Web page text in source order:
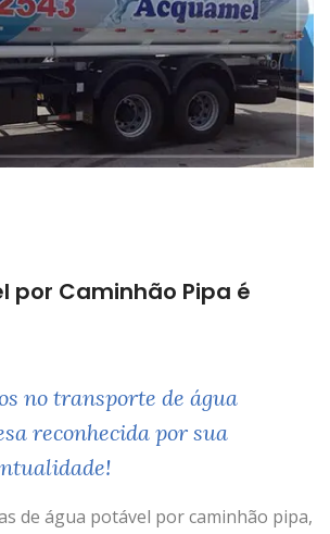
por Caminhão Pipa é
no transporte de água
reconhecida por sua
de água potável por caminhão pipa,